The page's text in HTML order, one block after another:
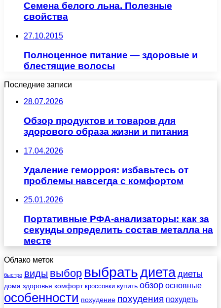
Семена белого льна. Полезные
свойства
27.10.2015
Полноценное питание — здоровые и
блестящие волосы
Последние записи
28.07.2026
Обзор продуктов и товаров для
здорового образа жизни и питания
17.04.2026
Удаление геморроя: избавьтесь от
проблемы навсегда с комфортом
25.01.2026
Портативные РФА-анализаторы: как за
секунды определить состав металла на
месте
Облако меток
быстро виды выбор выбратьдиета диеты
дома здоровья комфорт кроссовки купить обзор основные
особенности похудение похудения похудеть